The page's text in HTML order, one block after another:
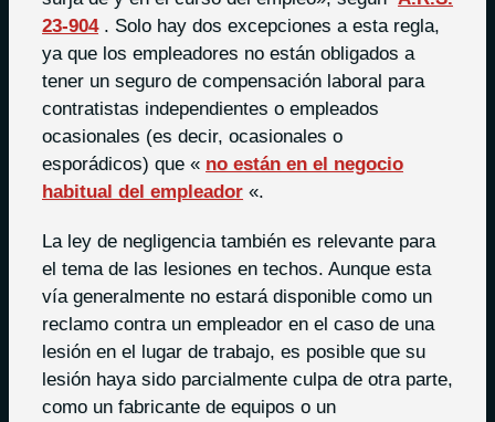
23-904 . Solo hay dos excepciones a esta regla,
ya que los empleadores no están obligados a
tener un seguro de compensación laboral para
contratistas independientes o empleados
ocasionales (es decir, ocasionales o
esporádicos) que « no están en el negocio
habitual del empleador «.
La ley de negligencia también es relevante para
el tema de las lesiones en techos. Aunque esta
vía generalmente no estará disponible como un
reclamo contra un empleador en el caso de una
lesión en el lugar de trabajo, es posible que su
lesión haya sido parcialmente culpa de otra parte,
como un fabricante de equipos o un